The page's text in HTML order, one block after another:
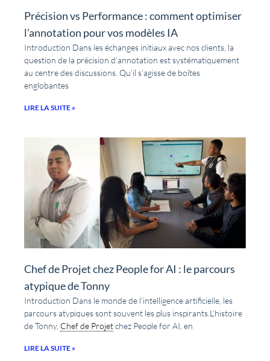
Précision vs Performance : comment optimiser
l’annotation pour vos modèles IA
Introduction Dans les échanges initiaux avec nos clients, la
question de la précision d’annotation est systématiquement
au centre des discussions. Qu’il s’agisse de boîtes
englobantes
LIRE LA SUITE »
Chef de Projet chez People for AI : le parcours
atypique de Tonny
Introduction Dans le monde de l’intelligence artificielle, les
parcours atypiques sont souvent les plus inspirants.L’histoire
de Tonny, Chef de Projetchez People for AI, en
LIRE LA SUITE »